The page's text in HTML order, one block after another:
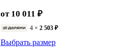
от 10 011 ₽
4 × 2 503 ₽
Выбрать размер